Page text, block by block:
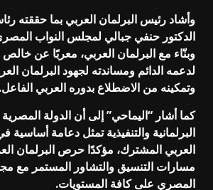
وأشاد رئيس البرلمان العربي بما حققته
الدكتور حنفي جبالي لمجلس النواب
وبنّاء مع البرلمان العربي، معربًا عن خالص
لدعمه الدائم ومساندته لجهود البرلمان
وتمكينه من الاضطلاع بدوره العربي الفاعل.
كما أشار “اليماحي” إلى أن الدولة
البرلمانية والتنفيذية تمثل دعامة
العربي المشترك، مؤكدًا حرص البرلمان
مسارات التنسيق والتشاور المستمر مع
المصري على كافة المستويات.